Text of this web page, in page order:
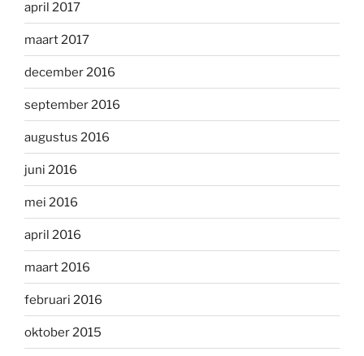
april 2017
maart 2017
december 2016
september 2016
augustus 2016
juni 2016
mei 2016
april 2016
maart 2016
februari 2016
oktober 2015